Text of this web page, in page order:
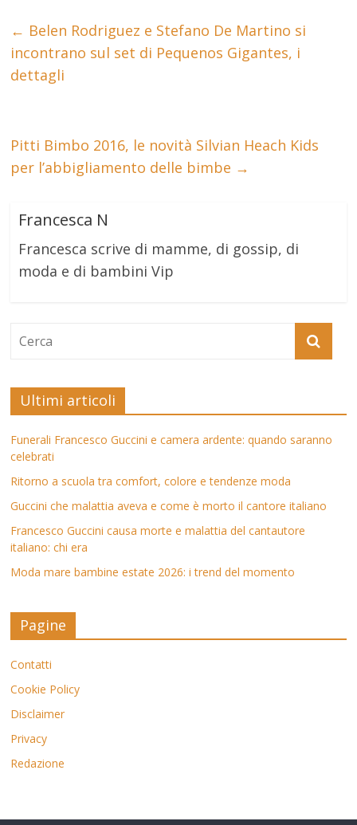
← Belen Rodriguez e Stefano De Martino si
incontrano sul set di Pequenos Gigantes, i
dettagli
Pitti Bimbo 2016, le novità Silvian Heach Kids
per l’abbigliamento delle bimbe →
Francesca N
Francesca scrive di mamme, di gossip, di
moda e di bambini Vip
Ultimi articoli
Funerali Francesco Guccini e camera ardente: quando saranno
celebrati
Ritorno a scuola tra comfort, colore e tendenze moda
Guccini che malattia aveva e come è morto il cantore italiano
Francesco Guccini causa morte e malattia del cantautore
italiano: chi era
Moda mare bambine estate 2026: i trend del momento
Pagine
Contatti
Cookie Policy
Disclaimer
Privacy
Redazione